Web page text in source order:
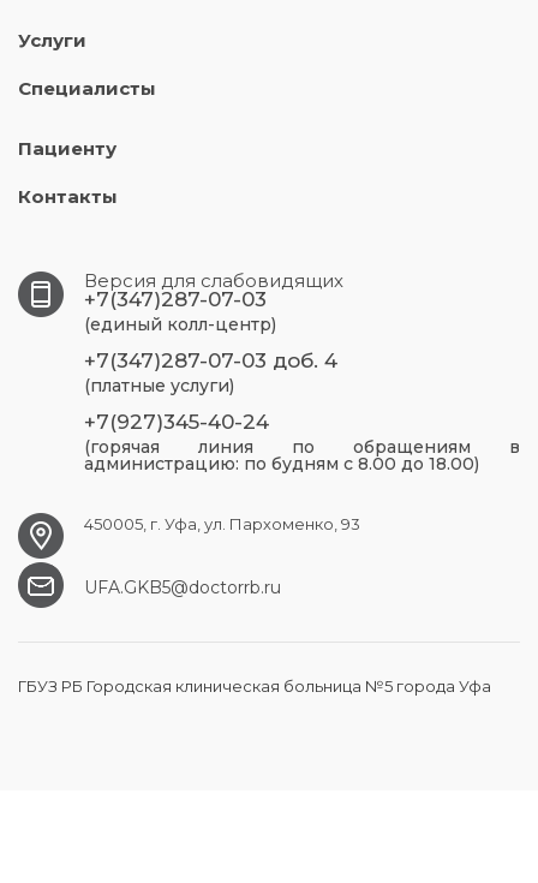
Услуги
Специалисты
Пациенту
Контакты
Версия для слабовидящих
+7(347)287-07-03
(единый колл-центр)
+7(347)287-07-03 доб. 4
(платные услуги)
+7(927)345-40-24
(горячая линия по обращениям в
администрацию: по будням с 8.00 до 18.00)
450005, г. Уфа, ул. Пархоменко, 93
UFA.GKB5@doctorrb.ru
ГБУЗ РБ Городская клиническая больница №5 города Уфа